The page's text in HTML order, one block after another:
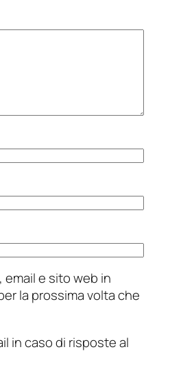
email e sito web in
la prossima volta che
in caso di risposte al